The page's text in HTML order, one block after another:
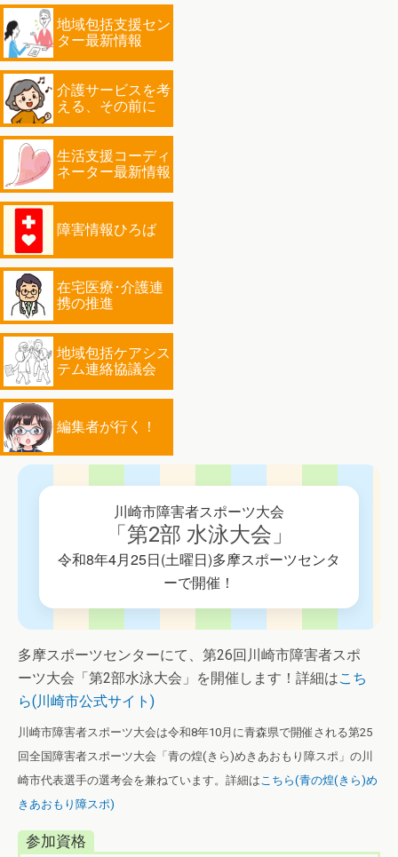
地域包括支援セン
ター最新情報
介護サービスを考
える、その前に
生活支援コーディ
ネーター最新情報
障害情報ひろば
在宅医療･介護連
携の推進
地域包括ケアシス
テム連絡協議会
編集者が行く！
川崎市障害者スポーツ大会
「第2部 水泳大会」
令和8年4月25日(土曜日)多摩スポーツセンタ
ーで開催！
多摩スポーツセンターにて、第26回川崎市障害者スポ
ーツ大会「第2部水泳大会」を開催します！詳細はこち
ら(川崎市公式サイト)
川崎市障害者スポーツ大会は令和8年10月に青森県で開催される第25
回全国障害者スポーツ大会「青の煌(きら)めきあおもり障スポ」の川
崎市代表選手の選考会を兼ねています。詳細はこちら(青の煌(きら)め
きあおもり障スポ)
参加資格